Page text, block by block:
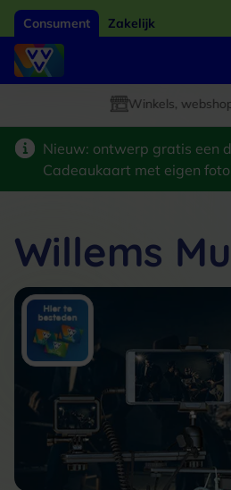
Consument Zakelijk
Giftcard van het
Keuze uit
Winkels,
Nieuw: ontwerp gratis een
Cadeaukaart met eigen
Willems